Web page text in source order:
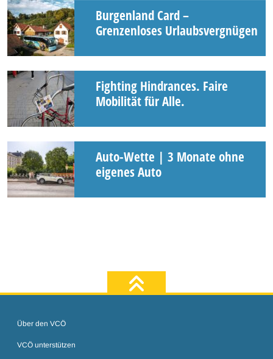
Burgenland Card –
Grenzenloses Urlaubsvergnügen
Fighting Hindrances. Faire
Mobilität für Alle.
Auto-Wette | 3 Monate ohne
eigenes Auto
Über den VCÖ
VCÖ unterstützen